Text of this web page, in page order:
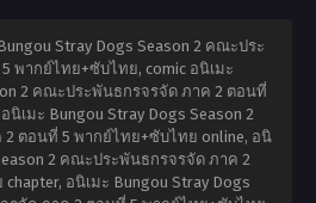
Stray Dogs Season 2 คณะประ
พากย์ไทย+ซับไทย, comic อนิเมะ
2 คณะประพันธกรจรจัด ภาค 2 ตอนที่
เมะ Bungou Stray Dogs Season 2
ตอนที่ 5 พากย์ไทย+ซับไทย online, อนิ
2 คณะประพันธกรจรจัด ภาค 2
อนิเมะ Bungou Stray Dogs